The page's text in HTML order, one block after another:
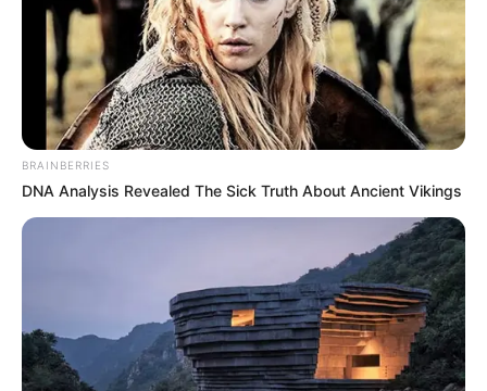
BRAINBERRIES
DNA Analysis Revealed The Sick Truth About Ancient Vikings